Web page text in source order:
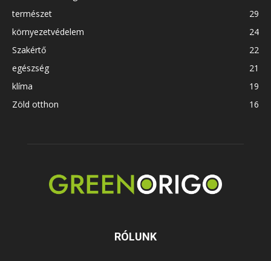
természet
29
környezetvédelem
24
Szakértő
22
egészség
21
klíma
19
Zöld otthon
16
RÓLUNK